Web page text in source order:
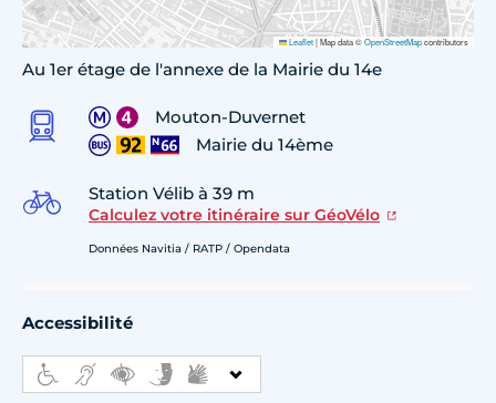
Leaflet|Map data ©OpenStreetMapcontributors
Au 1er étage de l'annexe de la Mairie du 14e
Mouton-Duvernet
Mairie du 14ème
Station Vélib à 39 m
Calculez votre itinéraire sur GéoVélo
Données Navitia / RATP / Opendata
Accessibilité